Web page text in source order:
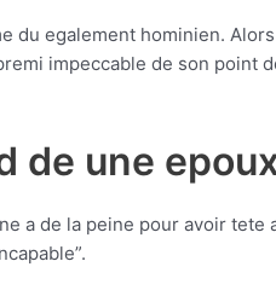
du egalement hominien.
impeccable de son point
de une
a de la peine pour avoir tete